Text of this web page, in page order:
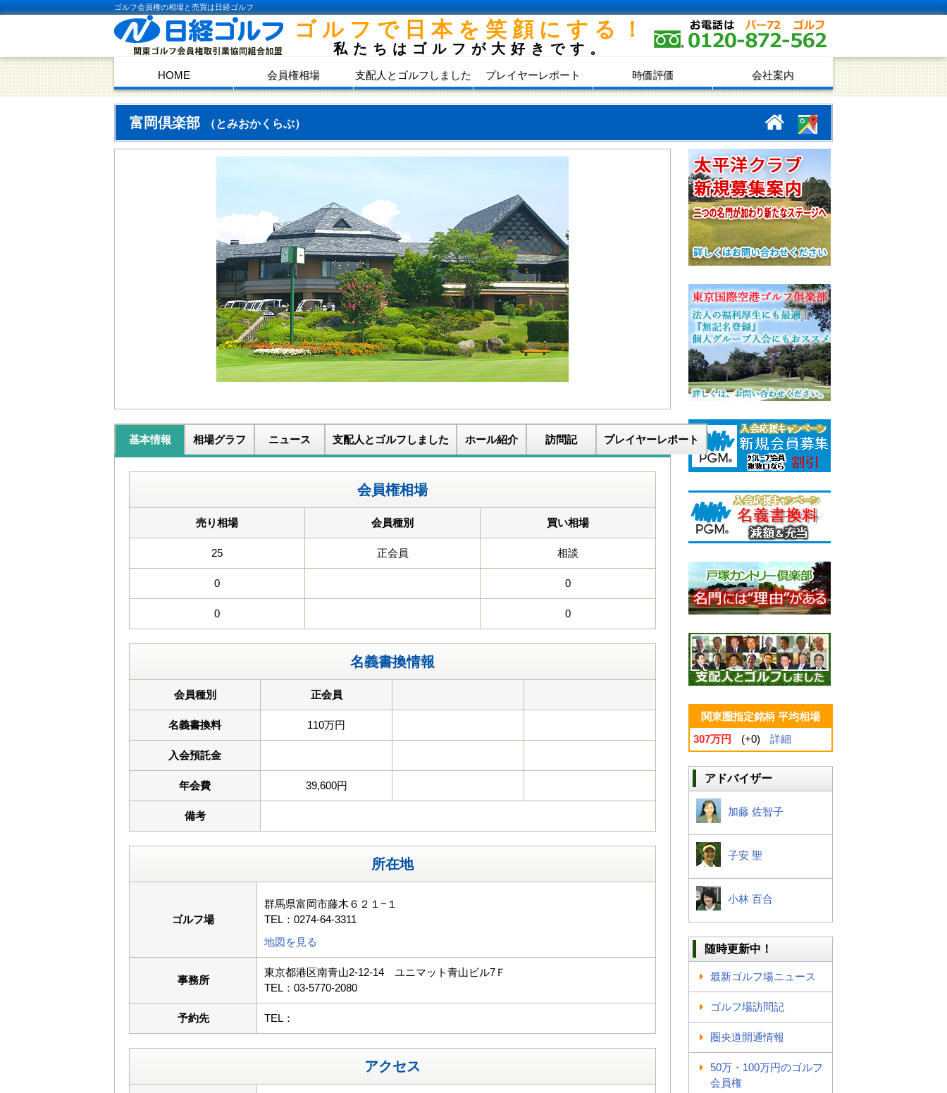
ゴルフ会員権の相場と売買は日経ゴルフ
ゴルフで日本を笑顔にする！
私たちはゴルフが大好きです。
HOME 会員権相場 支配人とゴルフしました プレイヤーレポート 時価評価 会社案内
富岡倶楽部 （とみおかくらぶ）
基本情報 相場グラフ ニュース 支配人とゴルフしました ホール紹介 訪問記 プレイヤーレポート
会員権相場
売り相場 会員種別 買い相場
25 正会員 相談
0 0
0 0
名義書換情報
会員種別 正会員
名義書換料 110万円
入会預託金
年会費 39,600円
備考
所在地
ゴルフ場
群馬県富岡市藤木６２１−１
TEL：0274-64-3311
地図を見る
事務所
東京都港区南青山2-12-14 ユニマット青山ビル7Ｆ
TEL：03-5770-2080
予約先 TEL：
アクセス
関東圏指定銘柄 平均相場
307万円
(+0) 詳細
アドバイザー
加藤 佐智子
子安 聖
小林 百合
随時更新中！
最新ゴルフ場ニュース
ゴルフ場訪問記
圏央道開通情報
50万・100万円のゴルフ
会員権